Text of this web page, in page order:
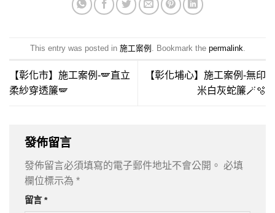
This entry was posted in 施工案例 . Bookmark the permalink
【彰化市】施工案例-🪽直立
柔紗穿透簾🪽
【彰化埔心】施工案例-無印
米白灰蛇簾🪄🫧
發佈留言
發佈留言必須填寫的電子郵件地址不會公開。 必填
欄位標示為 *
留言*